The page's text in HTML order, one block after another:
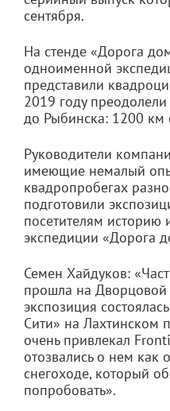
сентября.
На стенде «Дорога
одноименной
представили
2019 году преодолели
до Рыбинска: 1200 км
Руководители
имеющие немалый
квадропробегах
подготовили
посетителям
экспедиции «Дорога
Семен Хайдуков:
прошла на
экспозиция
Сити» на Лахтинском
очень привлекал
отозвались о нем
снегоходе, который
попробовать».